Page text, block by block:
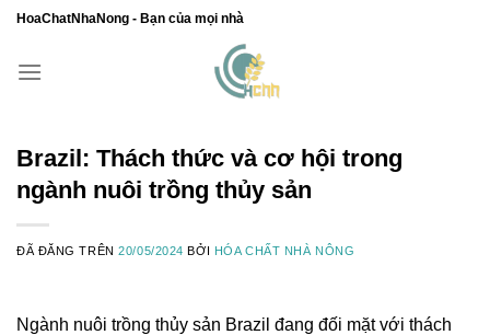
Chuyển
nội
HoaChatNhaNong - Bạn của mọi nhà
Brazil: Thách thức và cơ hội trong
ngành nuôi trồng thủy sản
ĐÃ ĐĂNG TRÊN20/05/2024 BỞI HÓA CHẤT NHÀ NÔNG
Ngành nuôi trồng thủy sản Brazil đang đối mặt với thách